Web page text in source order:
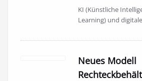
KI (Künstliche
Learning) und
Neues Modell